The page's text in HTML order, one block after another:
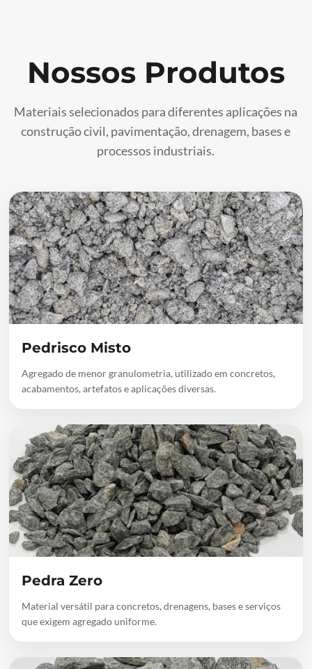
Nossos Produtos
Materiais selecionados para diferentes aplicações na
construção civil, pavimentação, drenagem, bases e
processos industriais.
Pedrisco Misto
Agregado de menor granulometria, utilizado em concretos,
acabamentos, artefatos e aplicações diversas.
Pedra Zero
Material versátil para concretos, drenagens, bases e serviços
que exigem agregado uniforme.